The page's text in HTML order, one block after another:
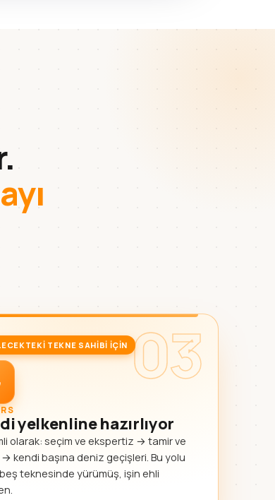
03
TEKNE SAHIBI IÇIN
yelkenline hazırlıyor
olarak: seçim ve ekspertiz → tamir ve
→ kendi başına deniz geçişleri. Bu yolu
teknesinde yürümüş, işin ehli